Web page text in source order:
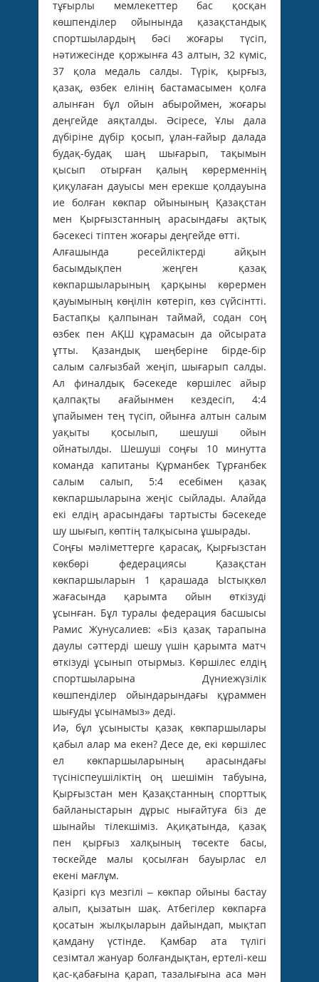
тұғырлы мемлекеттер бас қосқан
көшпенділер ойынында қазақстандық
спортшылардың бәсі жоғары түсіп,
нәтижесінде қоржынға 43 алтын, 32 күміс,
37 қола медаль салды. Түрік, қырғыз,
қазақ, өзбек елінің бастамасымен қолға
алынған бұл ойын абыроймен, жоғары
деңгейде аяқталды. Әсіресе, Ұлы дала
дүбіріне дүбір қосып, ұлан-ғайыр далада
будақ-будақ шаң шығарып, тақымын
қысып отырған қалың көрерменнің
қиқулаған дауысы мен ерекше қолдауына
ие болған көкпар ойынының Қазақстан
мен Қырғызстанның арасындағы ақтық
бәсекесі тіптен жоғары деңгейде өтті.
Алғашында ресейліктерді айқын
басымдықпен жеңген қазақ
көкпаршыларының қарқыны көрермен
қауымының көңілін көтеріп, көз сүйсінтті.
Бастапқы қалпынан таймай, содан соң
өзбек пен АҚШ құрамасын да ойсырата
ұтты. Қазандық шеңберіне бірде-бір
салым салғызбай жеңіп, шығарып салды.
Ал финалдық бәсекеде көршілес айыр
қалпақты ағайынмен кездесіп, 4:4
ұпайымен тең түсіп, ойынға алтын салым
уақыты қосылып, шешуші ойын
ойнатылды. Шешуші соңғы 10 минутта
команда капитаны Құрманбек Тұрғанбек
салым салып, 5:4 есебімен қазақ
көкпаршыларына жеңіс сыйлады. Алайда
екі елдің арасындағы тартысты бәсекеде
шу шығып, көптің талқысына ұшырады.
Соңғы мәліметтерге қарасақ, Қырғызстан
көкбөрі федерациясы Қазақстан
көкпаршыларын 1 қарашада Ыстықкөл
жағасында қарымта ойын өткізуді
ұсынған. Бұл туралы федерация басшысы
Рамис Жунусалиев: «Біз қазақ тарапына
даулы сәттерді шешу үшін қарымта матч
өткізуді ұсынып отырмыз. Көршілес елдің
спортшыларына Дүниежүзілік
көшпенділер ойындарындағы құраммен
шығуды ұсынамыз» деді.
Иә, бұл ұсынысты қазақ көкпаршылары
қабыл алар ма екен? Десе де, екі көршілес
ел көкпаршыларының арасындағы
түсініспеушіліктің оң шешімін табуына,
Қырғызстан мен Қазақстанның спорттық
байланыстарын дұрыс нығайтуға біз де
шынайы тілекшіміз. Ақиқатында, қазақ
пен қырғыз халқының төсекте басы,
төскейде малы қосылған бауырлас ел
екені мағлұм.
Қазіргі күз мезгілі – көкпар ойыны бастау
алып, қызатын шақ. Атбегілер көкпарға
қосатын жылқыларын дайындап, мықтап
қамдану үстінде. Қамбар ата түлігі
сезімтал жануар болғандықтан, ертелі-кеш
қас-қабағына қарап, тазалығына аса мән